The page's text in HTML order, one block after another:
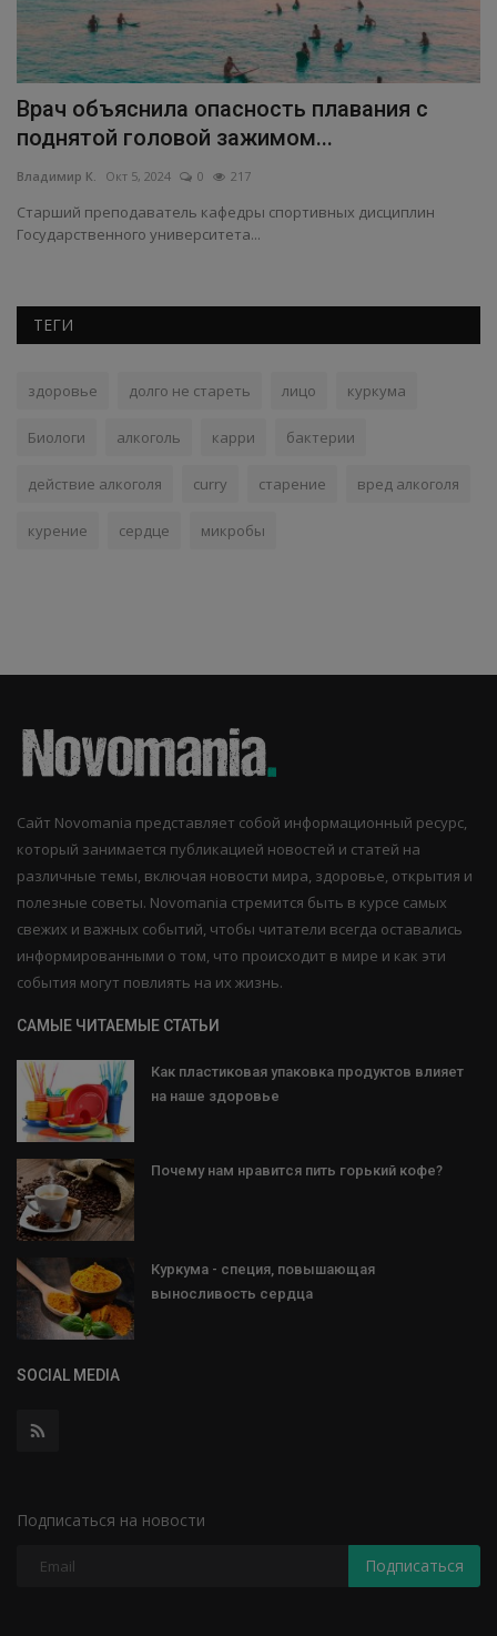
Врач объяснила опасность плавания с
поднятой головой зажимом...
Владимир К. Окт 5, 2024 0 217
Старший преподаватель кафедры спортивных дисциплин
Государственного университета...
ТЕГИ
здоровье долго не стареть лицо куркума
Биологи алкоголь карри бактерии
действие алкоголя curry старение вред алкоголя
курение сердце микробы
Сайт Novomania представляет собой информационный ресурс,
который занимается публикацией новостей и статей на
различные темы, включая новости мира, здоровье, открытия и
полезные советы. Novomania стремится быть в курсе самых
свежих и важных событий, чтобы читатели всегда оставались
информированными о том, что происходит в мире и как эти
события могут повлиять на их жизнь.
САМЫЕ ЧИТАЕМЫЕ СТАТЬИ
Как пластиковая упаковка продуктов влияет
на наше здоровье
Почему нам нравится пить горький кофе?
Куркума - специя, повышающая
выносливость сердца
SOCIAL MEDIA
Подписаться на новости
Подписаться